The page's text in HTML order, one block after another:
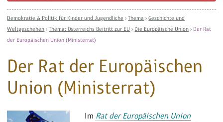
Demokratie & Politik für Kinder und Jugendliche ›Thema ›Geschichte und
Weltgeschehen ›Thema: Österreichs Beitritt zur EU › Die Europäische Union › Der Rat
der Europäischen Union (Ministerrat)
Der Rat der Europäischen
Union (Ministerrat)
Im Rat der Europäischen Union